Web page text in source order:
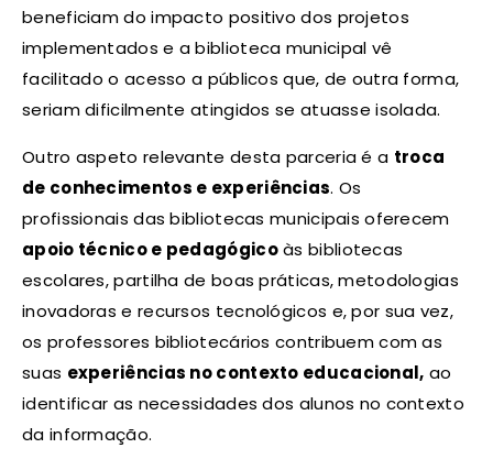
beneficiam do impacto positivo dos projetos
implementados e a biblioteca municipal vê
facilitado o acesso a públicos que, de outra forma,
seriam dificilmente atingidos se atuasse isolada.
Outro aspeto relevante desta parceria é a troca
de conhecimentos e experiências. Os
profissionais das bibliotecas municipais oferecem
apoio técnico e pedagógicoàs bibliotecas
escolares, partilha de boas práticas, metodologias
inovadoras e recursos tecnológicos e, por sua vez,
os professores bibliotecários contribuem com as
suas experiências no contexto educacional, ao
identificar as necessidades dos alunos no contexto
da informação.